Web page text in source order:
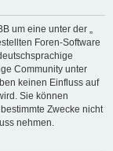
um eine unter der „
Foren-Software
Community unter
keinen Einfluss auf
Sie können
Zwecke nicht
nehmen.